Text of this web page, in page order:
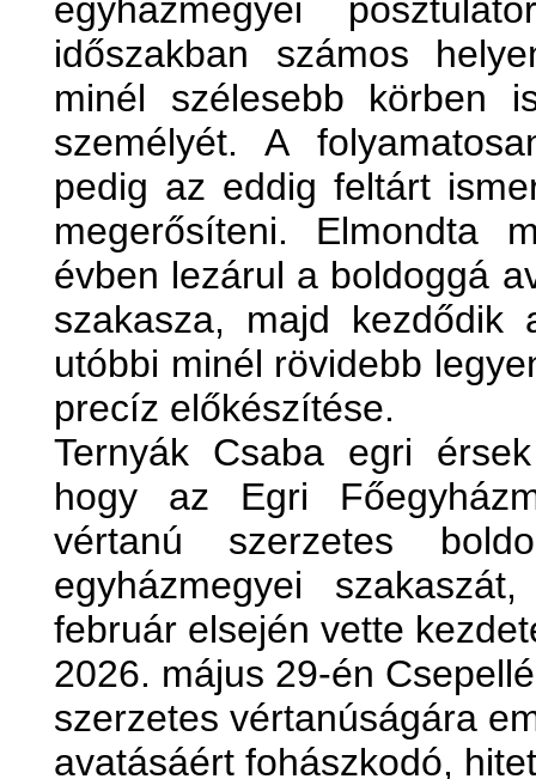
egyházmegyei
időszakban számos
minél szélesebb körben
személyét. A
pedig az eddig feltárt
megerősíteni. Elmondta
évben lezárul a boldoggá
szakasza, majd
utóbbi minél rövidebb
precíz előkészítése.
Ternyák Csaba egri
hogy az Egri
vértanú szerzetes
egyházmegyei
február elsején vette
2026. május 29-én
szerzetes vértanúságára
avatásáért fohászkodó,